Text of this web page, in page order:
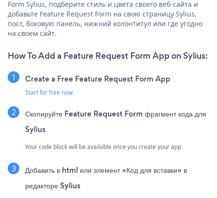
Form Sylius, подберите стиль и цвета своего веб-сайта и
добавьте Feature Request Form на свою страницу Sylius,
пост, боковую панель, нижний колонтитул или где угодно
на своем сайт.
How To Add a Feature Request Form App on Sylius:
Create a Free Feature Request Form App
Start for free now
Скопируйте Feature Request Form фрагмент кода для
Sylius
Your code block will be available once you create your app
Добавить в html или элемент «Код для вставки» в
редакторе Sylius